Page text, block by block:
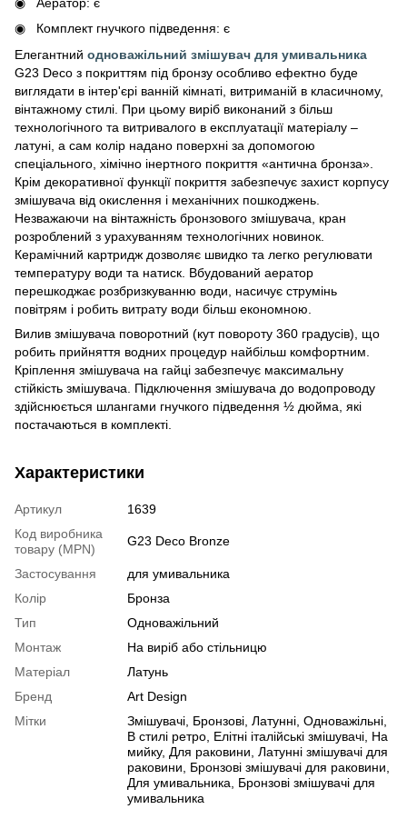
Комплект гнучкого підведення: є
Елегантний одноважільний змішувач для умивальника
G23 Deco з покриттям під бронзу особливо ефектно буде
виглядати в інтер'єрі ванній кімнаті, витриманій в класичному,
вінтажному стилі. При цьому виріб виконаний з більш
технологічного та витривалого в експлуатації матеріалу –
латуні, а сам колір надано поверхні за допомогою
спеціального, хімічно інертного покриття «антична бронза».
Крім декоративної функції покриття забезпечує захист корпусу
змішувача від окислення і механічних пошкоджень.
Незважаючи на вінтажність бронзового змішувача, кран
розроблений з урахуванням технологічних новинок.
Керамічний картридж дозволяє швидко та легко регулювати
температуру води та натиск. Вбудований аератор
перешкоджає розбризкуванню води, насичує струмінь
повітрям і робить витрату води більш економною.
Вилив змішувача поворотний (кут повороту 360 градусів), що
робить прийняття водних процедур найбільш комфортним.
Кріплення змішувача на гайці забезпечує максимальну
стійкість змішувача. Підключення змішувача до водопроводу
здійснюється шлангами гнучкого підведення ½ дюйма, які
постачаються в комплекті.
Характеристики
Артикул
1639
Код виробника
товару (MPN)
G23 Deco Bronze
Застосування
для умивальника
Колір
Бронза
Тип
Одноважільний
Монтаж
На виріб або стільницю
Матеріал
Латунь
Бренд
Art Design
Мітки
Змішувачі Бронзові Латунні Одноважільні
В стилі ретро Елітні італійські змішувачі На
мийку, Для раковини Латунні змішувачі для
раковини
Бронзові змішувачі для раковини
Для умивальника
Бронзові змішувачі для
умивальника